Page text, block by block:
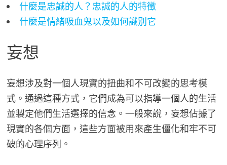
什麼是忠誠的人？忠誠的人的特徵
什麼是情緒吸血鬼以及如何識別它
妄想
妄想涉及對一個人現實的扭曲和不可改變的思考模
式。通過這種方式，它們成為可以指導一個人的生活
並製定他們生活選擇的信念。一般來說，妄想佔據了
現實的各個方面，這些方面被用來產生僵化和牢不可
破的心理序列。